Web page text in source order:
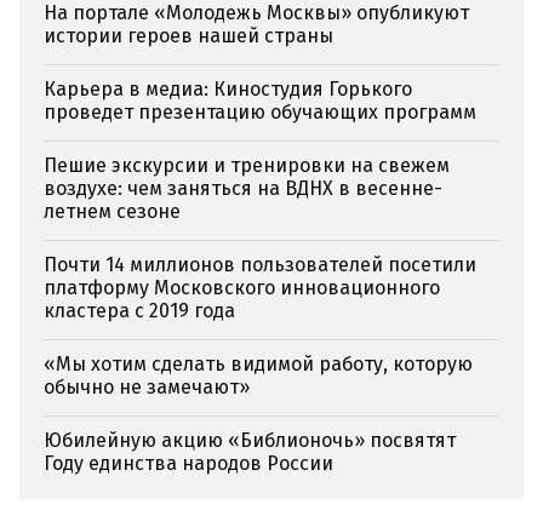
На портале «Молодежь Москвы» опубликуют
истории героев нашей страны
Карьера в медиа: Киностудия Горького
проведет презентацию обучающих программ
Пешие экскурсии и тренировки на свежем
воздухе: чем заняться на ВДНХ в весенне-
летнем сезоне
Почти 14 миллионов пользователей посетили
платформу Московского инновационного
кластера с 2019 года
«Мы хотим сделать видимой работу, которую
обычно не замечают»
Юбилейную акцию «Библионочь» посвятят
Году единства народов России